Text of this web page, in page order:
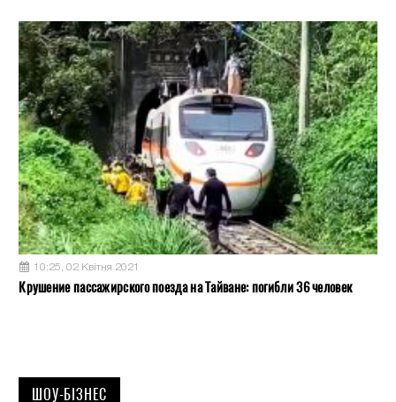
10:25, 02 Квітня 2021
Крушение пассажирского поезда на Тайване: погибли 36 человек
ШОУ-БІЗНЕС